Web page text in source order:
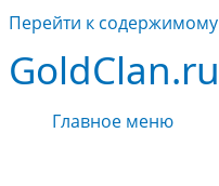
Перейти к содержимому
GoldClan.ru
Главное меню